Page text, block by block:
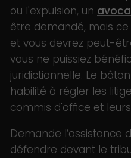
ou l'expulsion, un
être demandé, mais
et vous devrez peut-
vous ne puissiez
juridictionnelle. Le
habilité à régler les
commis d'office et
Demande l’assistance
défendre devant le